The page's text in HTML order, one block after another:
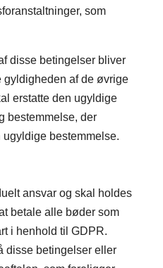
som
disse betingelser bliver
gyldigheden af de øvrige
erstatte den ugyldige
bestemmelse, der
bestemmelse.
ansvar og skal holdes
betale alle bøder som
i henhold til GDPR.
disse betingelser eller